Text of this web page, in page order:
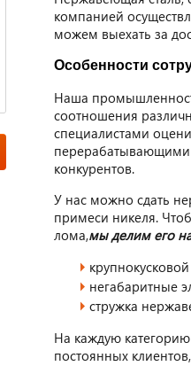
компанией
можем выехать за
Особенности
Наша
соотношения
специалистами
перерабатывающими
конкурентов.
У нас можно сдать
примеси никеля.
лома,мы делим его
негабаритные
стружка
На каждую
постоянных